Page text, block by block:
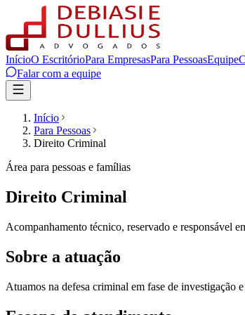
InícioO EscritórioPara EmpresasPara PessoasEquipe
Falar com a equipe
Início
Para Pessoas
Direito Criminal
Área para pessoas e famílias
Direito Criminal
Acompanhamento técnico, reservado e responsável
Sobre a atuação
Atuamos na defesa criminal em fase de investigação